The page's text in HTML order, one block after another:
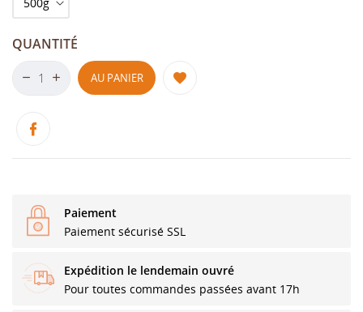
QUANTITÉ
AU PANIER
Paiement
Paiement sécurisé SSL
Expédition le lendemain ouvré
Pour toutes commandes passées avant 17h